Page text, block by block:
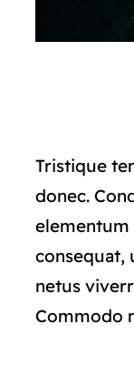
Tristique
donec.
elementum
consequat,
netus
Commodo